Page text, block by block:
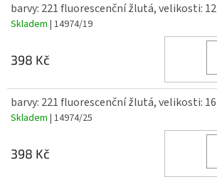
barvy: 221 fluorescenční žlutá, velikosti: 12
Skladem | 14974/19
398 Kč
barvy: 221 fluorescenční žlutá, velikosti: 16
Skladem | 14974/25
398 Kč